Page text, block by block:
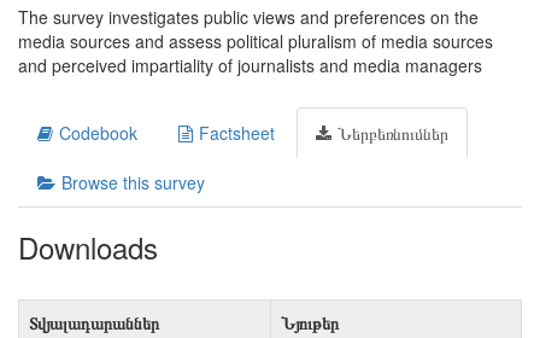
The survey investigates public views and preferences on the
media sources and assess political pluralism of media sources
and perceived impartiality of journalists and media managers
Codebook Factsheet Ներբեռնումներ
Browse this survey
Downloads
Տվյալադարաններ
Նյութեր